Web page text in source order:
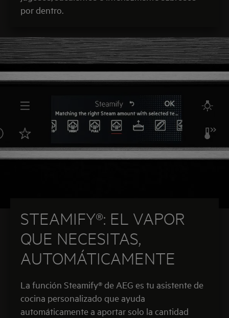
por dentro.
STEAMIFY®: EL VAPOR
QUE NECESITAS,
AUTOMÁTICAMENTE
La función Steamify® de AEG es tu asistente de
cocina personalizado que ayuda
automáticamente a aportar solo la cantidad